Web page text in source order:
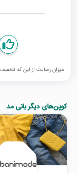
میزان رضایت از این کد تخفیف
کوپن‌های دیگر بانی مد